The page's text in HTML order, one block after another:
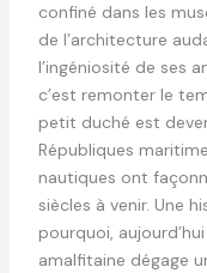
confiné dans les
de l’architecture
l’ingéniosité de ses
c’est remonter le
petit duché est
Républiques
nautiques ont
siècles à venir. Une
pourquoi,
amalfitaine dégage